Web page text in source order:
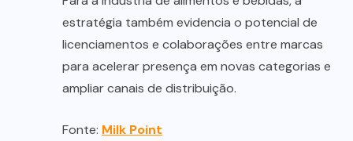
estratégia também evidencia o potencial de
licenciamentos e colaborações entre marcas
para acelerar presença em novas categorias e
ampliar canais de distribuição.
Fonte: Milk Point